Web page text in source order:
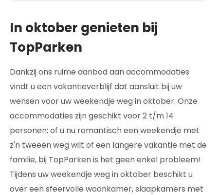
In oktober genieten bij
TopParken
Dankzij ons ruime aanbod aan accommodaties
vindt u een vakantieverblijf dat aansluit bij uw
wensen voor uw weekendje weg in oktober. Onze
accommodaties zijn geschikt voor 2 t/m 14
personen; of u nu romantisch een weekendje met
z'n tweeën weg wilt of een langere vakantie met de
familie, bij TopParken is het geen enkel probleem!
Tijdens uw weekendje weg in oktober beschikt u
over een sfeervolle woonkamer, slaapkamers met